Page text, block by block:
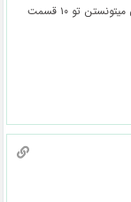
داستان خوب و جذابی داره اما متاسفانه زیادی کشش دادن میتونستن تو ۱۰ قسمت